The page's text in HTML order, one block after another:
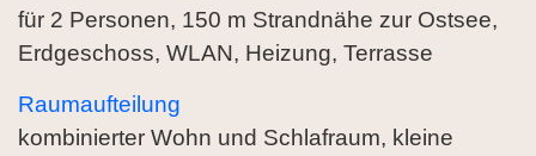
für 2 Personen, 150 m Strandnähe zur Ostsee,
Erdgeschoss, WLAN, Heizung, Terrasse
Raumaufteilung
kombinierter Wohn und Schlafraum, kleine